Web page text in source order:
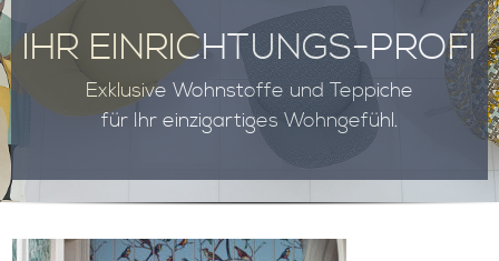
IHR EINRICHTUNGS-PROFI
Exklusive Wohnstoffe und Teppiche
für Ihr einzigartiges Wohngefühl.